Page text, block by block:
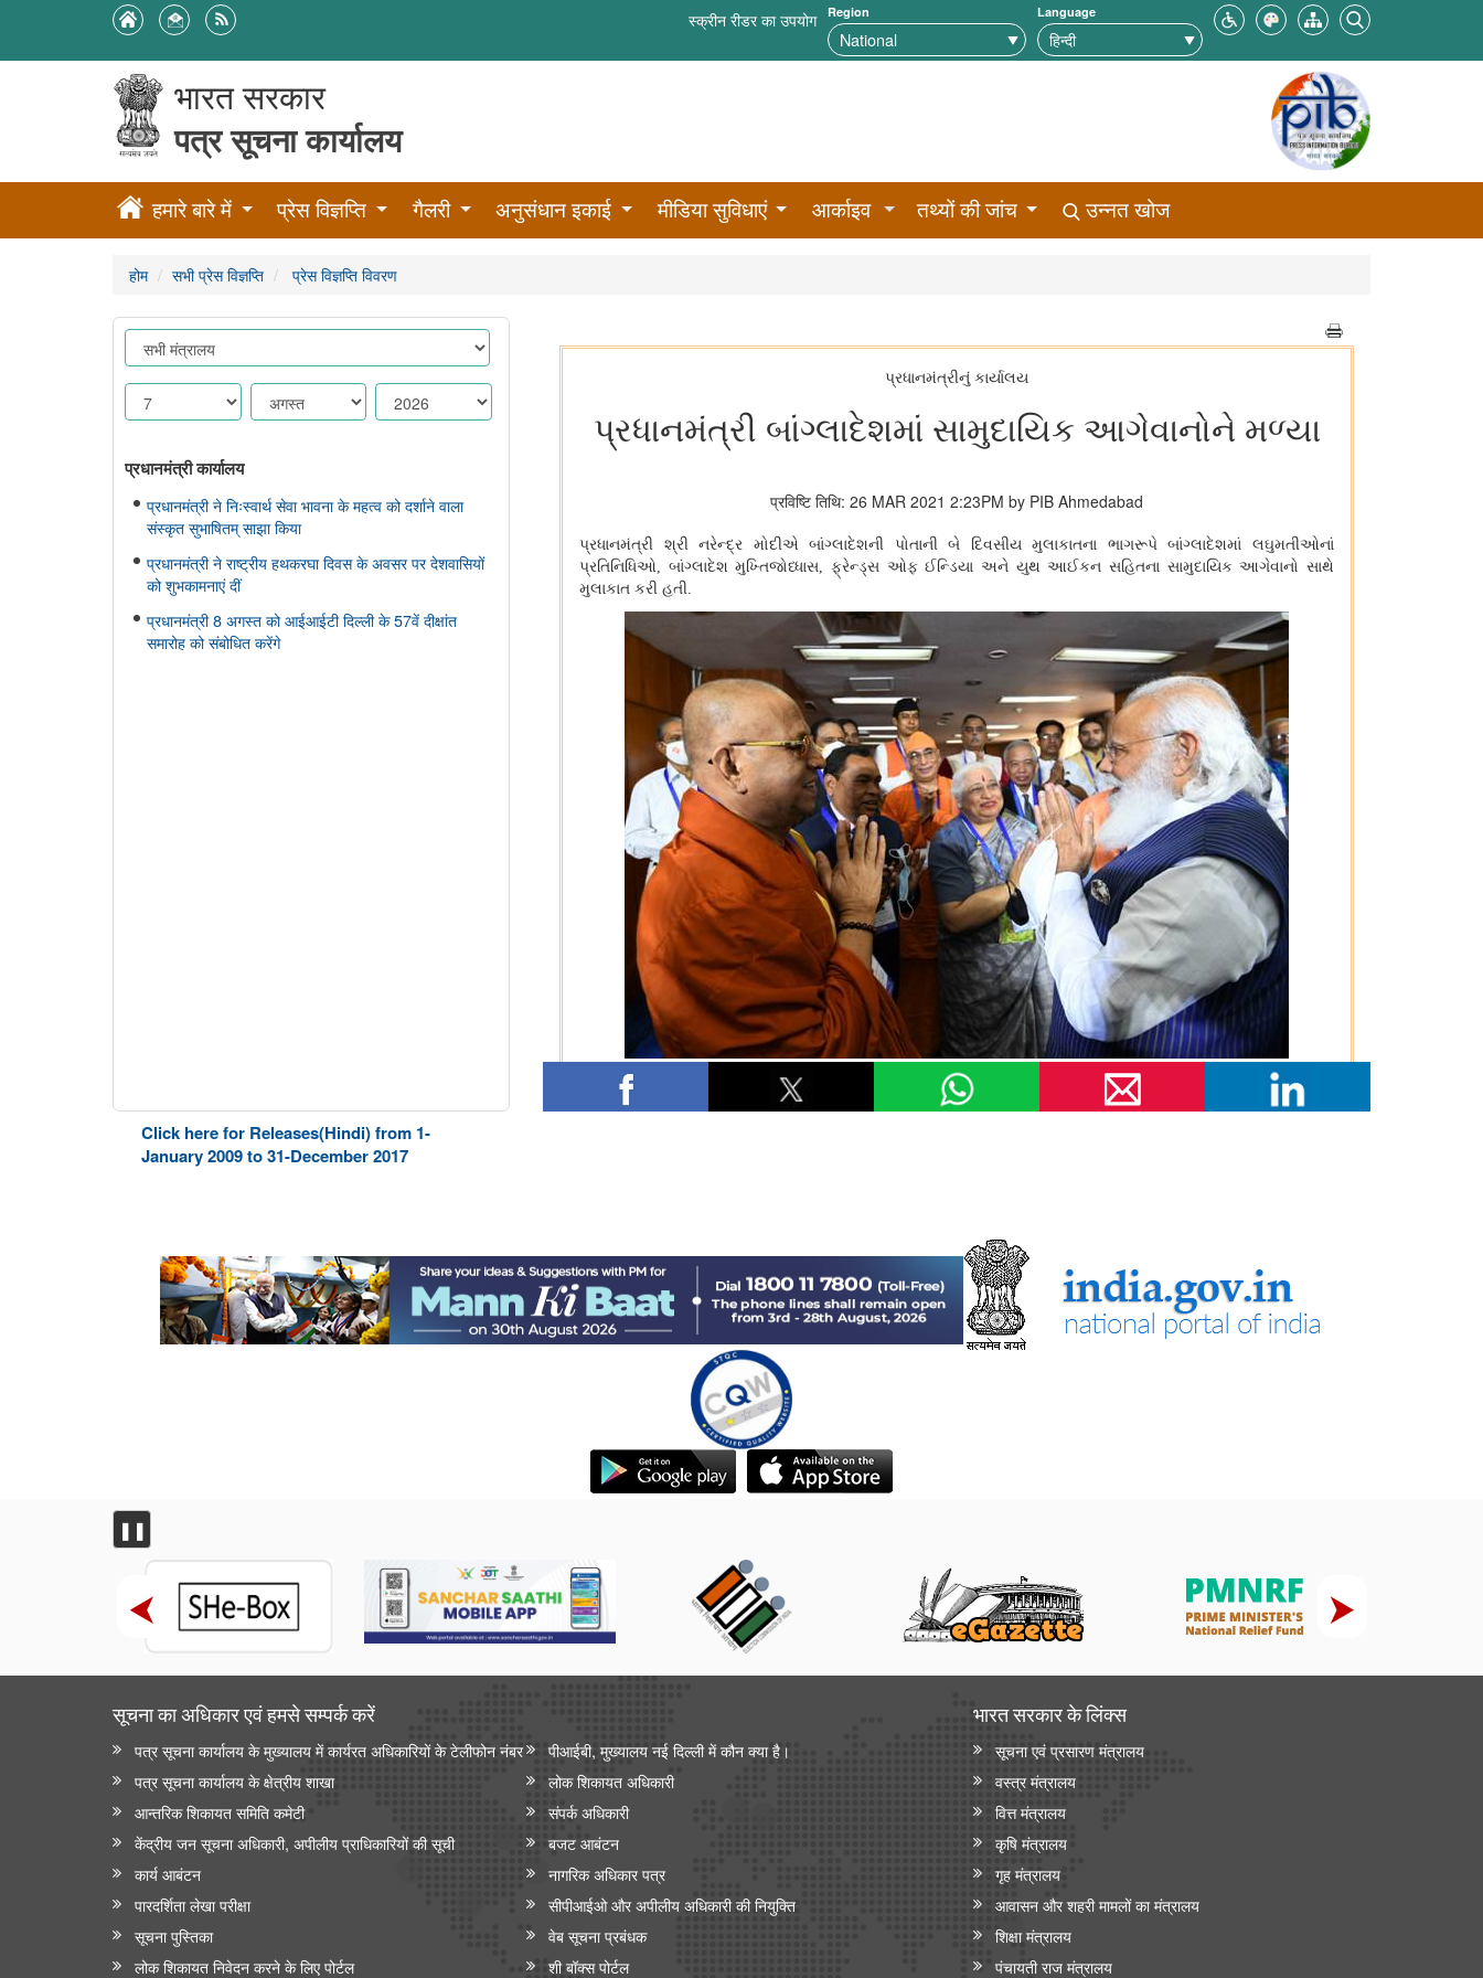
स्क्रीन रीडर का उपयोग Region Language
भारत सरकार
पत्र सूचना कार्यालय
हमारे बारे में प्रेस विज्ञप्ति गैलरी अनुसंधान इकाई मीडिया सुविधाएं आर्काइव तथ्यों की जांच उन्नत खोज
होम सभी प्रेस विज्ञप्ति प्रेस विज्ञप्ति विवरण
प्रधानमंत्री कार्यालय
प्रधानमंत्री ने निःस्वार्थ सेवा भावना के महत्व को दर्शाने वाला
संस्कृत सुभाषितम् साझा किया
प्रधानमंत्री ने राष्ट्रीय हथकरघा दिवस के अवसर पर देशवासियों
को शुभकामनाएं दीं
प्रधानमंत्री 8 अगस्त को आईआईटी दिल्ली के 57वें दीक्षांत
समारोह को संबोधित करेंगे
Click here for Releases(Hindi) from 1-
January 2009 to 31-December 2017
❚❚
सूचना का अधिकार एवं हमसे सम्‍पर्क करें
पत्र सूचना कार्यालय के मुख्यालय में कार्यरत अधिकारियों के टेलीफोन नंबर
पीआईबी, मुख्यालय नई दिल्ली में कौन क्या है।
पत्र सूचना कार्यालय के क्षेत्रीय शाखा
लोक शिकायत अधिकारी
आन्‍तरिक शिकायत समिति कमेटी
संपर्क अधिकारी
केंद्रीय जन सूचना अधिकारी, अपीलीय प्राधिकारियों की सूची
बजट आबंटन
कार्य आबंटन
नागरिक अधिकार पत्र
पारदर्शिता लेखा परीक्षा
सीपीआईओ और अपी‍लीय अधिकारी की नियुक्ति
सूचना पुस्तिका
वेब सूचना प्रबंधक
लोक शिकायत निवेदन करने के लिए पोर्टल
शी बॉक्स पोर्टल
भारत सरकार के लिंक्‍स
सूचना एवं प्रसारण मंत्रालय
वस्त्र मंत्रालय
वित्त मंत्रालय
कृषि मंत्रालय
गृह मंत्रालय
आवासन और शहरी मामलों का मंत्रालय
शिक्षा मंत्रालय
पंचायती राज मंत्रालय